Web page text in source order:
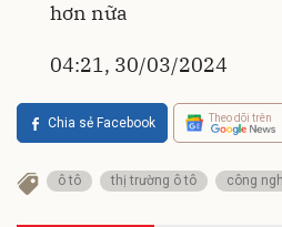
hơn nữa
04:21, 30/03/2024
Chia sẻ Facebook Theo dõi trên
ô tô thị trường ô tô công